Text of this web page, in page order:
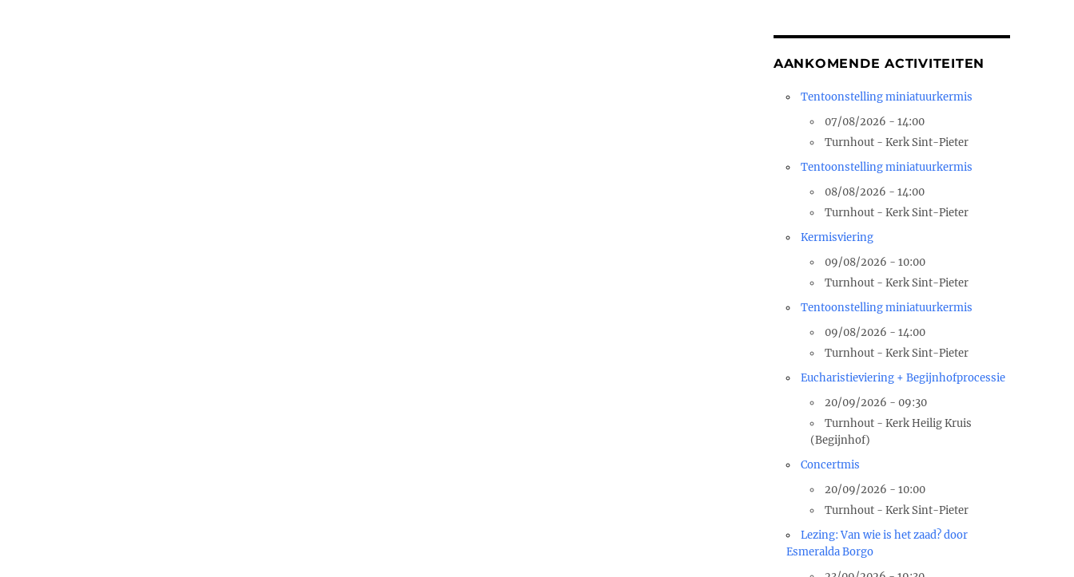
AANKOMENDE ACTIVITEITEN
Tentoonstelling miniatuurkermis
07/08/2026 - 14:00
Turnhout - Kerk Sint-Pieter
Tentoonstelling miniatuurkermis
08/08/2026 - 14:00
Turnhout - Kerk Sint-Pieter
Kermisviering
09/08/2026 - 10:00
Turnhout - Kerk Sint-Pieter
Tentoonstelling miniatuurkermis
09/08/2026 - 14:00
Turnhout - Kerk Sint-Pieter
Eucharistieviering + Begijnhofprocessie
20/09/2026 - 09:30
Turnhout - Kerk Heilig Kruis
(Begijnhof)
Concertmis
20/09/2026 - 10:00
Turnhout - Kerk Sint-Pieter
Lezing: Van wie is het zaad? door
Esmeralda Borgo